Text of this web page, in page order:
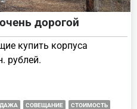
дорогой
купить корпуса
рублей.
СОВЕЩАНИЕ СТОИМОСТЬ